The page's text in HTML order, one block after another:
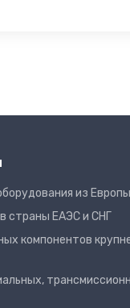
из
страны ЕАЭС и СНГ
компонентов